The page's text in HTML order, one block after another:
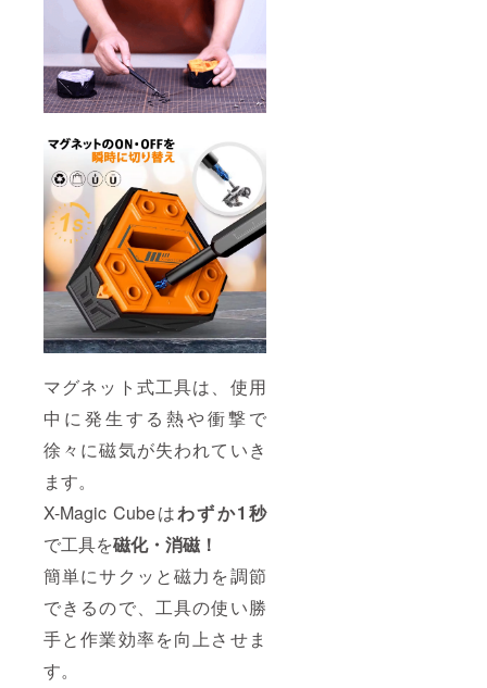
マグネット式工具は、使用
中に発生する熱や衝撃で
徐々に磁気が失われていき
ます。
X-Magic Cubeはわずか1秒
で工具を磁化・消磁！
簡単にサクッと磁力を調節
できるので、工具の使い勝
手と作業効率を向上させま
す。